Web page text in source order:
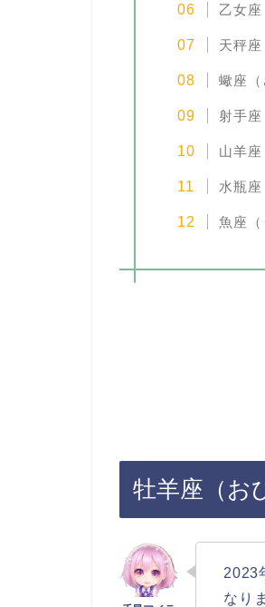
乙女
天秤
蠍座
射手
山羊
水瓶
魚座
牡羊座（お
2023
なり